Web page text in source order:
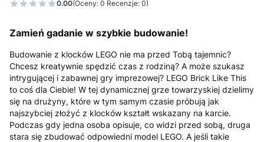
0.00(Oceny: 0 Recenzje: 0)
Zamień gadanie w szybkie budowanie!
Budowanie z klocków LEGO nie ma przed Tobą tajemnic?
Chcesz kreatywnie spędzić czas z rodziną? A może szukasz
intrygującej i zabawnej gry imprezowej? LEGO Brick Like This
to coś dla Ciebie! W tej dynamicznej grze towarzyskiej dzielimy
się na drużyny, które w tym samym czasie próbują jak
najszybciej złożyć z klocków kształt wskazany na karcie.
Podczas gdy jedna osoba opisuje, co widzi przed sobą, druga
stara się zbudować odpowiedni model LEGO. A jeśli takie